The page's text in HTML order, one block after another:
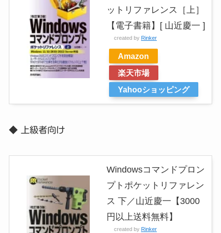
ットリファレンス［上］
【電子書籍】[ 山近慶一 ]
created by Rinker
Amazon
楽天市場
Yahooショッピング
◆ 上級者向け
Windowsコマンドプロン
プトポケットリファレン
ス 下／山近慶一【3000
円以上送料無料】
created by Rinker